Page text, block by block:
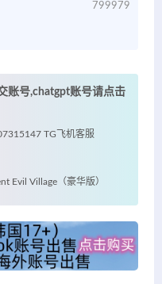
799979
账号,chatgpt账号请点击
TG飞机客服
Evil Village（豪华版）